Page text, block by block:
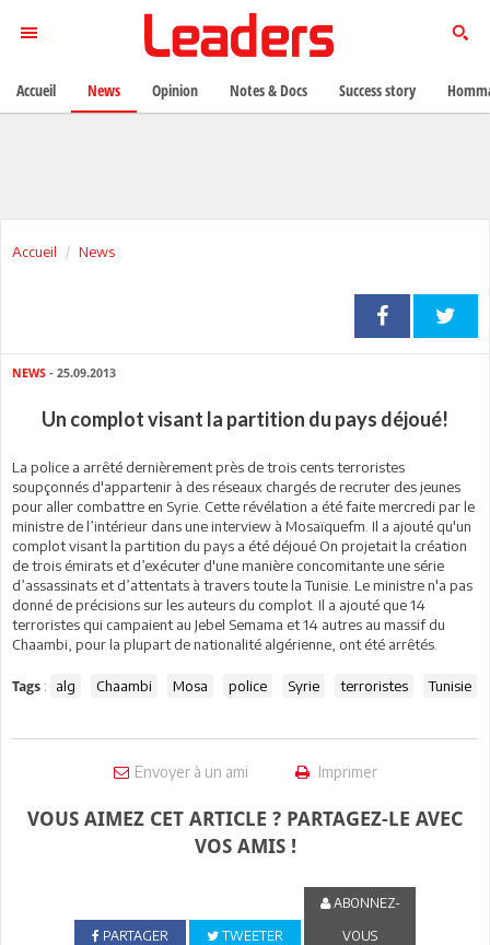
Accueil News
NEWS - 25.09.2013
Un complot visant la partition du pays déjoué!
La police a arrêté dernièrement près de trois cents terroristes
soupçonnés d'appartenir à des réseaux chargés de recruter des jeunes
pour aller combattre en Syrie. Cette révélation a été faite mercredi par le
ministre de l’intérieur dans une interview à Mosaïquefm. Il a ajouté qu'un
complot visant la partition du pays a été déjoué On projetait la création
de trois émirats et d’exécuter d'une manière concomitante une série
d’assassinats et d’attentats à travers toute la Tunisie. Le ministre n'a pas
donné de précisions sur les auteurs du complot. Il a ajouté que 14
terroristes qui campaient au Jebel Semama et 14 autres au massif du
Chaambi, pour la plupart de nationalité algérienne, ont été arrêtés.
Tags : alg Chaambi Mosa police Syrie terroristes Tunisie
Envoyer à un ami Imprimer
VOUS AIMEZ CET ARTICLE ? PARTAGEZ-LE AVEC
VOS AMIS !
PARTAGER TWEETER
ABONNEZ-
VOUS
Accueil News Opinion Notes & Docs Success story